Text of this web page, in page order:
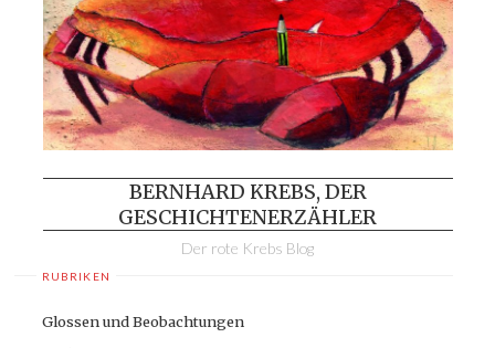
BERNHARD KREBS, DER
GESCHICHTENERZÄHLER
Der rote Krebs Blog
RUBRIKEN
Glossen und Beobachtungen